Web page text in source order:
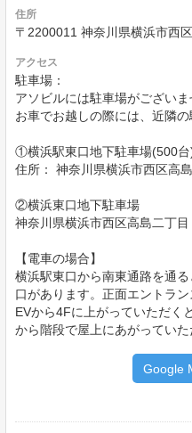
住所
〒2200011 神奈川県横浜市西
アクセス
駐車場：
アソビルには駐車場がございま
お車でお越しの際には、近隣の
①横浜駅東口地下駐車場(500台
住所： 神奈川県横浜市西区高
②横浜東口地下駐車場
神奈川県横浜市西区高島二丁目
【電⾞の場合】
横浜駅東口から南東通路を通
口があります。正面エントラ
EVから4Fに上がっていただく
から階段で屋上にあがっていた
Google